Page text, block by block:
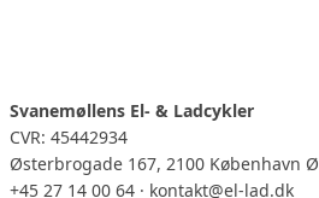
Svanemøllens El- & Ladcykler
CVR: 45442934
Østerbrogade 167, 2100 København Ø
+45 27 14 00 64 · kontakt@el-lad.dk